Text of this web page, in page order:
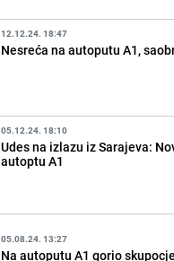
12.12.24. 18:47
Nesreća na autoputu A1,
05.12.24. 18:10
Udes na izlazu iz Sarajeva:
autoptu A1
05.08.24. 13:27
Na autoputu A1 gorio